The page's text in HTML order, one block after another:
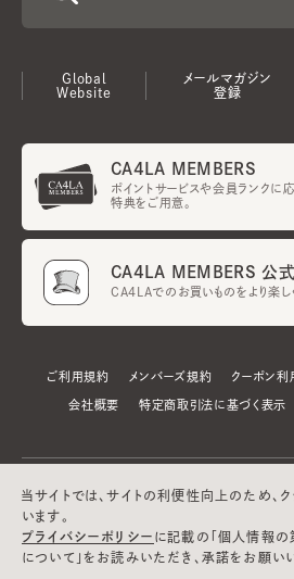
Global
Website
メールマガジン
登録
CA4LA MEMBERS
ポイントサービスや会員ランクに
特典をご用意。
CA4LA MEMBERS 公式
CA4LAでのお買いものをより楽し
ご利用規約 メンバーズ規約 クーポン利
会社概要 特定商取引法に基づく表示
当サイトでは、サイトの利便性向上のため、
います。
プライバシーポリシー に記載の「個人情報の
について」をお読みいただき、承諾をお願い